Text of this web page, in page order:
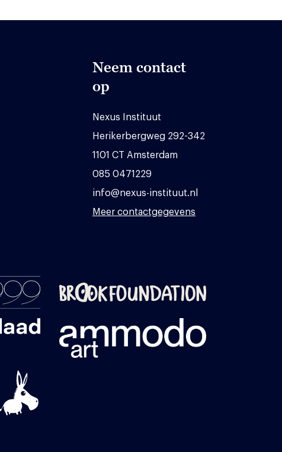
Neem contact
op
Nexus Instituut
Herikerbergweg 292-342
1101 CT Amsterdam
085 0471229
info@nexus-instituut.nl
Meer contactgegevens